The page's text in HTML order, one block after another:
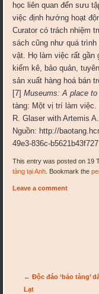
học liên quan đến sưu
việc định hướng hoạt
Curator có trách nhiệm
sách cũng như quá
vật. Họ làm việc rất gần
kiểm kê, bảo quản,
sản xuất hàng hoá bán
[7]Museums: A place
tàng: Một vị trí làm việc.
R. Glaser with Artemis
Nguồn: http://
49e3-836c-b5621b43f727
This entry was posted on 19
tàng tại Anh . Bookmark the
Leave a comment
Post navigation
← Độc đáo ‘bảo tàng’
Lạt